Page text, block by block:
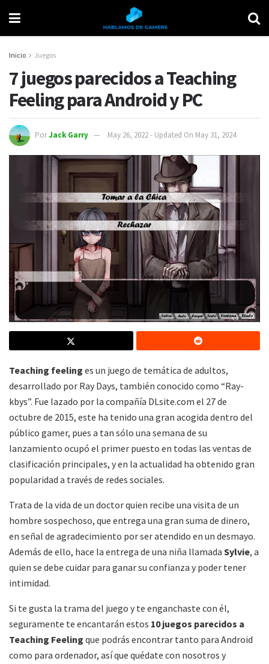
Inicio Juegos
7 juegos parecidos a Teaching
Feeling para Android y PC
PorJack Garry May 26, 2022 - Updated On May 31, 2024
Teaching feeling es un juego de temática de adultos,
desarrollado por Ray Days, también conocido como “Ray-
kbys”. Fue lazado por la compañía DLsite.com el 27 de
octubre de 2015, este ha tenido una gran acogida dentro del
público gamer, pues a tan sólo una semana de su
lanzamiento ocupó el primer puesto en todas las ventas de
clasificación principales, y en la actualidad ha obtenido gran
popularidad a través de redes sociales.
Trata de la vida de un doctor quien recibe una visita de un
hombre sospechoso, que entrega una gran suma de dinero,
en señal de agradecimiento por ser atendido en un desmayo.
Además de ello, hace la entrega de una niña llamada Sylvie, a
quien se debe cuidar para ganar su confianza y poder tener
intimidad.
Si te gusta la trama del juego y te enganchaste con él,
seguramente te encantarán estos 10 juegos parecidos a
Teaching Feeling que podrás encontrar tanto para Android
como para ordenador, así que quédate con nosotros y